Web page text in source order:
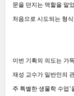
문을 던지는 역할을 맡
처음으로 시도되는 형
이번 기획의 의도는 가
재성 교수가 일반인의
주 특별한 생물학 수업